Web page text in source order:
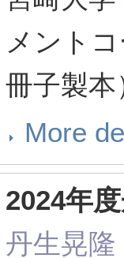
メント
冊子製
More
2024年
丹生晃